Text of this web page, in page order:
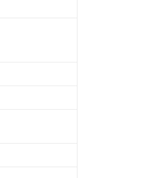
特段のことがない限り、2022年1月12日よ